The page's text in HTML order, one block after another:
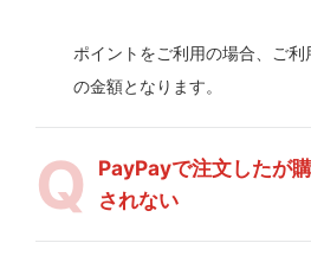
ポイントをご利用の場合、ご
の金額となります。
PayPayで注文したが
されない